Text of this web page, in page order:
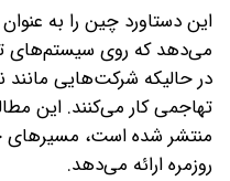
می‌دهد که روی سیستم‌های
در حالیکه شرکت‌هایی مانند
روزمره ارائه می‌دهد.